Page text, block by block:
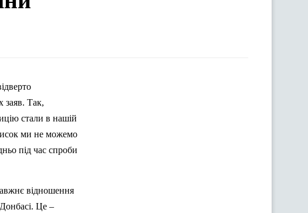
заяв. Так,
стали в нашій
ми не можемо
під час спроби
відношення
Це –